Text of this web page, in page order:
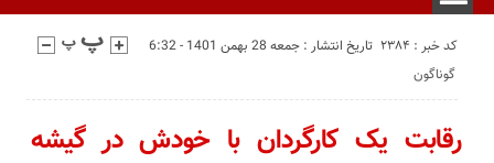
کد خبر : 2384
تاریخ انتشار : جمعه 28 بهمن 1401 - 6:32
گوناگون
رقابت یک کارگردان با خودش در گیشه